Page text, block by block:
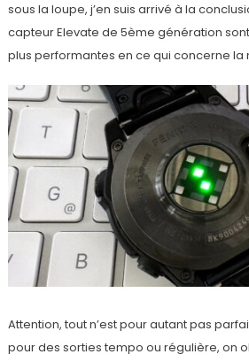
sous la loupe, j’en suis arrivé à la
capteur Elevate de 5ème génération
plus performantes en ce qui concerne la
Attention, tout n’est pour autant pas
pour des sorties tempo ou régulière, on